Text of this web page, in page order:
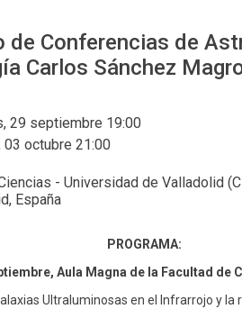
de Conferencias de
Carlos Sánchez
29 septiembre 19:00
03 octubre 21:00
- Universidad de Valladolid
España
PROGRAMA:
Aula Magna de la Facultad de
Ultraluminosas en el Infrarrojo y la